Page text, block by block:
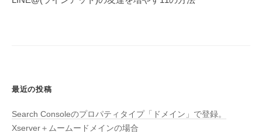
最近の投稿
Search Consoleのプロパティタイプ「ドメイン」で登録。
Xserver＋ムームードメインの場合